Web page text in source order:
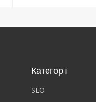
Категорії
SEO